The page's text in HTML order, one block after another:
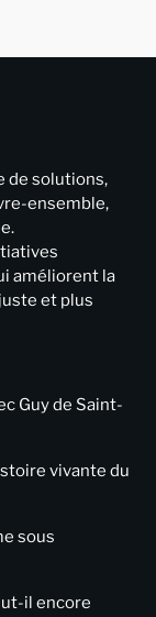
de solutions,
ensemble,
améliorent la
et plus
Guy de Saint-
vivante du
sous
il encore